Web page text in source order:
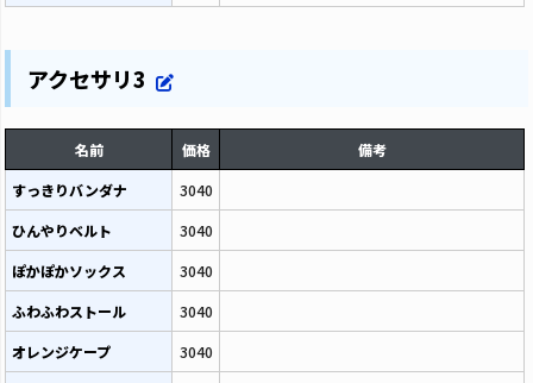
アクセサリ3
名前 価格
備考
すっきりバンダナ
3040
ひんやりベルト
3040
ぽかぽかソックス
3040
ふわふわストール
3040
オレンジケープ
3040